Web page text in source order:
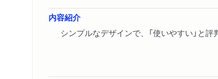
内容紹介
シンプルなデザインで、「使いやすい」と